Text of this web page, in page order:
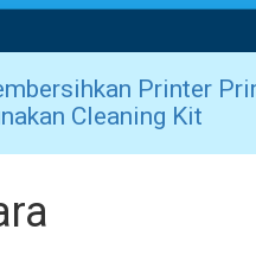
Printer
Cleaning Kit